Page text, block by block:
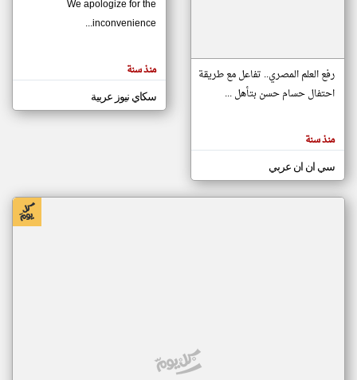
مصادر الأخبار من موريتانيا
اخبار موريتانيا على مدار الساعة
أهم اخبار موريتانيا العاجلة والمباشرة
المقالات
الموجوده
هنا عن
رفع العلم المصري.. تفاعل مع طريقة
احتفال حسام حسن بتأهل ...
منذ سنة
سي ان ان عربي
We apologize for the
inconvenience...
منذ سنة
سكاي نيوز عربية
klyoum.com